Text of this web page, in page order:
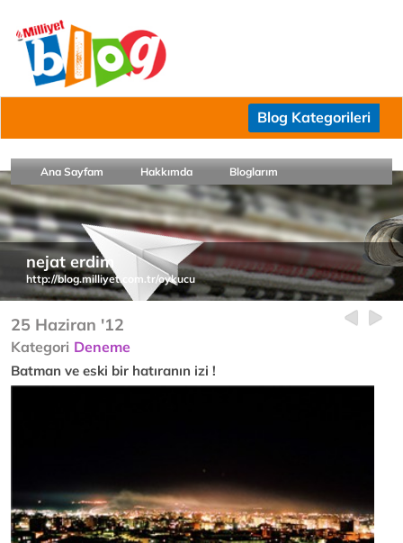
Blog Kategorileri
Ana Sayfam Hakkımda Bloglarım
nejat erdim
http://blog.milliyet.com.tr/oykucu
25 Haziran '12
Kategori Deneme
Batman ve eski bir hatıranın izi !